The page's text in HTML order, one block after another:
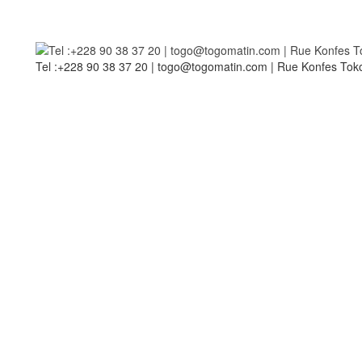
Tel :+228 90 38 37 20 | togo@togomatin.com | Rue Konfes